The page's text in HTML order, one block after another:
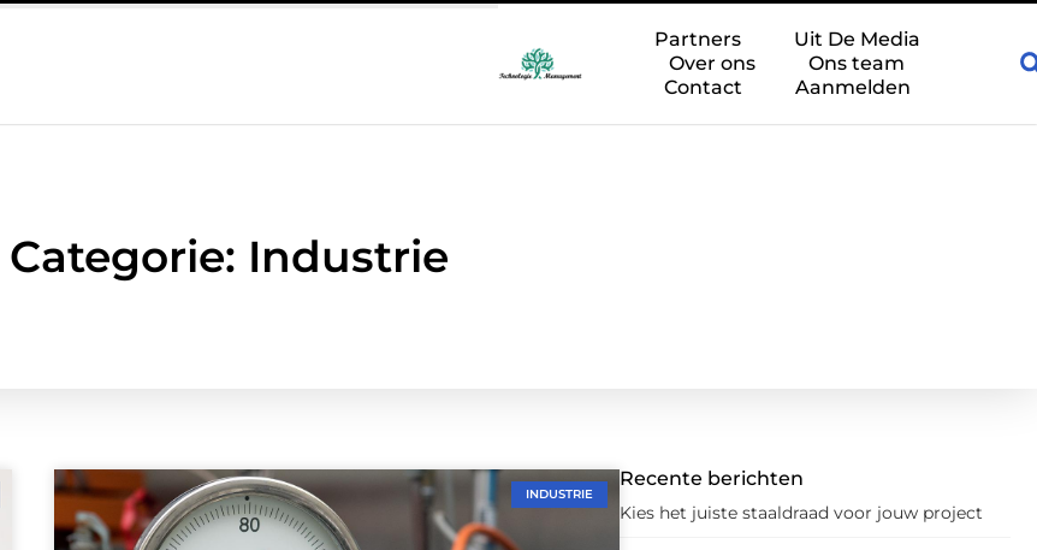
klachten
Partners
Uit De Media
Over ons
Ons team
Contact
Aanmelden
Categorie: Industrie
Recente berichten
Kies het juiste staaldraad voor jouw project
INDUSTRIE